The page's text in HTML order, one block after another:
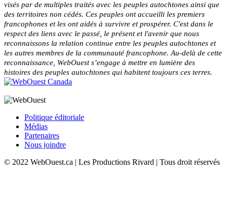
visés par de multiples traités avec les peuples autochtones ainsi que
des territoires non cédés. Ces peuples ont accueilli les premiers
francophones et les ont aidés à survivre et prospérer. C'est dans le
respect des liens avec le passé, le présent et l'avenir que nous
reconnaissons la relation continue entre les peuples autochtones et
les autres membres de la communauté francophone. Au-delà de cette
reconnaissance, WebOuest s’engage à mettre en lumière des
histoires des peuples autochtones qui habitent toujours ces terres.
Politique éditoriale
Médias
Partenaires
Nous joindre
© 2022 WebOuest.ca | Les Productions Rivard | Tous droit réservés